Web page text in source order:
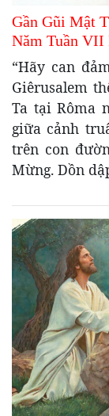
Gần Gũi Mật
Năm Tuần VII
“Hãy can
Giêrusalem
Ta tại Rôma
giữa cảnh
trên con
Mừng. Dồn